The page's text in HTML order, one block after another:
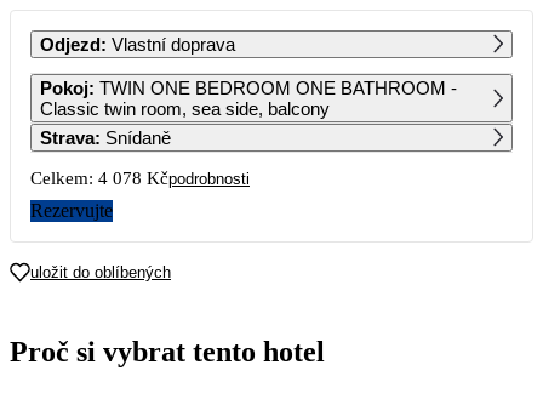
PO ÚT ST ČT PÁ SO NE
1
5 699
2
5 189
3
4 759
4
4 639
5
3 949
6
3 259
7
14
21
2 619
22
2 619
2 039 2 039 2 039
Odjezd: Vlastní doprava
Pokoj: TWIN ONE BEDROOM ONE BATHROOM -
Classic twin room, sea side, balcony
Strava: Snídaně
Celkem: 4 078 Kčpodrobnosti
Rezervujte
uložit do oblíbených
Proč si vybrat tento hotel